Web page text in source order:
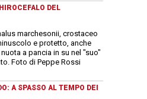
DEL
marchesonii, crostaceo
e protetto, anche
a pancia in su nel "suo"
Foto di Peppe Rossi
A SPASSO AL TEMPO DEI